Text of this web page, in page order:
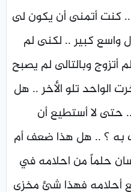
كنت أتمنى أن يكون لى
واسع كبير .. لكنى لم
أتزوج وبالتالى لم يصبح
الواحد تلو الأخر .. هل
حتى لا أستطيع أن
به ؟ .. هل هذا ضعف أم
حلماً من احلامه في
أحلامه فهذا شئ مخزى